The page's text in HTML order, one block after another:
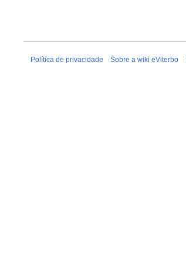
Política de privacidade Sobre a wiki eViterbo